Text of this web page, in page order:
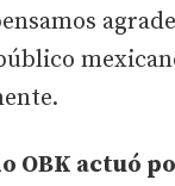
OBK actuó